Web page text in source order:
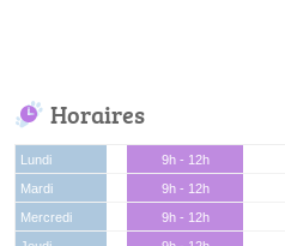
Horaires
Lundi 9h - 12h
Mardi
9h - 12h
Mercredi
9h - 12h